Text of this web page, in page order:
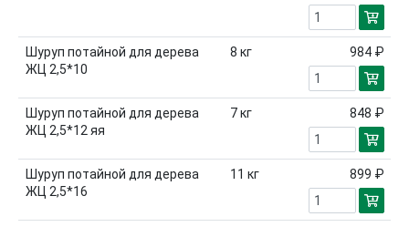
Шуруп потайной для дерева
ЖЦ 2,5*10
8 кг 984 ₽
Шуруп потайной для дерева
ЖЦ 2,5*12 яя
7кг 848 ₽
Шуруп потайной для дерева
ЖЦ 2,5*16
11 кг 899 ₽